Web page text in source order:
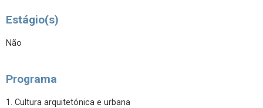
Estágio(s)
Não
Programa
1. Cultura arquitetónica e urbana